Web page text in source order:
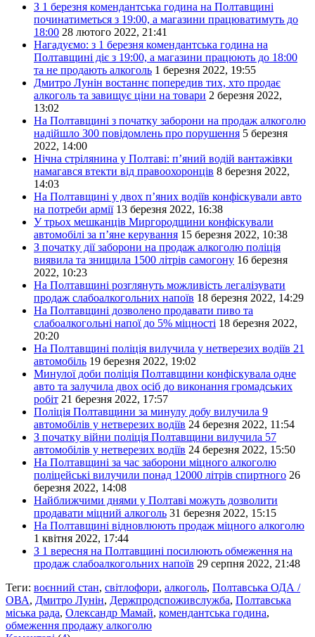
З 1 березня комендантська година на Полтавщині
починатиметься з 19:00, а магазини працюватимуть до
18:00 28 лютого 2022, 21:41
Нагадуємо: з 1 березня комендантська година на
Полтавщині діє з 19:00, а магазини працюють до 18:00
та не продають алкоголь 1 березня 2022, 19:55
Дмитро Лунін востаннє попередив тих, хто продає
алкоголь та завищує ціни на товари 2 березня 2022,
13:02
На Полтавщині з початку заборони на продаж алкоголю
надійшло 300 повідомлень про порушення 5 березня
2022, 14:00
Нічна стрілянина у Полтаві: п’яний водій вантажівки
намагався втекти від правоохоронців 8 березня 2022,
14:03
На Полтавщині у двох п’яних водіїв конфіскували авто
на потреби армії 13 березня 2022, 16:38
У трьох мешканців Миргородщини конфіскували
автомобілі за п’яне керування 15 березня 2022, 10:38
З початку дії заборони на продаж алкоголю поліція
виявила та знищила 1500 літрів самогону 16 березня
2022, 10:23
На Полтавщині розглянуть можливість легалізувати
продаж слабоалкогольних напоїв 18 березня 2022, 14:29
На Полтавщині дозволено продавати пиво та
слабоалкогольні напої до 5% міцності 18 березня 2022,
20:20
На Полтавщині поліція вилучила у нетверезих водіїв 21
автомобіль 19 березня 2022, 19:02
Минулої доби поліція Полтавщини конфіскувала одне
авто та залучила двох осіб до виконання громадських
робіт 21 березня 2022, 17:57
Поліція Полтавщини за минулу добу вилучила 9
автомобілів у нетверезих водіїв 24 березня 2022, 11:54
З початку війни поліція Полтавщини вилучила 57
автомобілів у нетверезих водіїв 24 березня 2022, 15:50
На Полтавщині за час заборони міцного алкоголю
поліцейські вилучили понад 12000 літрів спиртного 26
березня 2022, 14:08
Найближчими днями у Полтаві можуть дозволити
продавати міцний алкоголь 31 березня 2022, 15:15
На Полтавщині відновлюють продаж міцного алкоголю
1 квітня 2022, 17:44
З 1 вересня на Полтавщині посилюють обмеження на
продаж слабоалкогольних напоїв 29 серпня 2022, 21:48
Теги: воєнний стан, світлофори, алкоголь, Полтавська ОДА /
ОВА, Дмитро Лунін, Держпродспоживслужба, Полтавська
міська рада, Олександр Мамай, комендантська година,
обмеження продажу алкоголю